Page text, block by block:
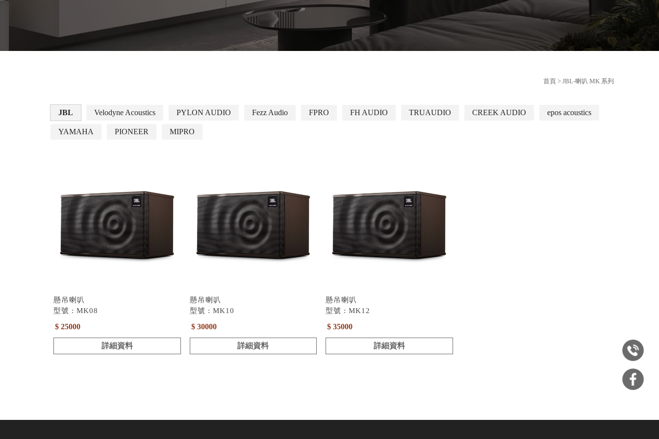
首頁 > JBL-喇叭 MK 系列
JBL Velodyne Acoustics PYLON AUDIO Fezz Audio FPRO FH AUDIO TRUAUDIO CREEK AUDIO epos acoustics
YAMAHA PIONEER MIPRO
懸吊喇叭
型號 : MK08
$ 25000
詳細資料
懸吊喇叭
型號 : MK10
$ 30000
詳細資料
懸吊喇叭
型號 : MK12
$ 35000
詳細資料